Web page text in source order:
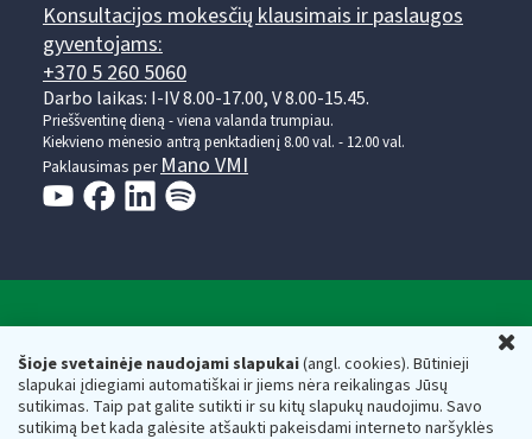
Šioje svetainėje naudojami slapukai(angl. cookies). Būtinieji
slapukai įdiegiami automatiškai ir jiems nėra reikalingas Jūsų
sutikimas. Taip pat galite sutikti ir su kitų slapukų naudojimu. Savo
sutikimą bet kada galėsite atšaukti pakeisdami interneto naršyklės
Konsultacijos mokesčių klausimais ir paslaugos
gyventojams:
+370 5 260 5060
Darbo laikas: I-IV 8.00-17.00, V 8.00-15.45.
Prieššventinę dieną - viena valanda trumpiau.
Kiekvieno mėnesio antrą penktadienį 8.00 val. - 12.00 val.
Paklausimas perMano VMI
Valstybinė mokesčių inspekcija prie Lietuvos
Respublikos finansų ministerijos
Biudžetinė įstaiga. Juridinio asmens kodas — 188659752,
adresas: Vasario 16-osios g. 14, 01107 Vilnius, Lietuva, el.paštas: